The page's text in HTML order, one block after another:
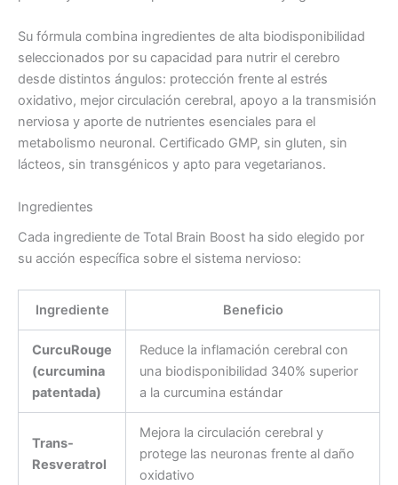
Su fórmula combina ingredientes de alta biodisponibilidad
seleccionados por su capacidad para nutrir el cerebro
desde distintos ángulos: protección frente al estrés
oxidativo, mejor circulación cerebral, apoyo a la transmisión
nerviosa y aporte de nutrientes esenciales para el
metabolismo neuronal. Certificado GMP, sin gluten, sin
lácteos, sin transgénicos y apto para vegetarianos.
Ingredientes
Cada ingrediente de Total Brain Boost ha sido elegido por
su acción específica sobre el sistema nervioso:
Ingrediente Beneficio
CurcuRouge
(curcumina
patentada)
Reduce la inflamación cerebral con
una biodisponibilidad 340% superior
a la curcumina estándar
Trans-
Resveratrol
Mejora la circulación cerebral y
protege las neuronas frente al daño
oxidativo